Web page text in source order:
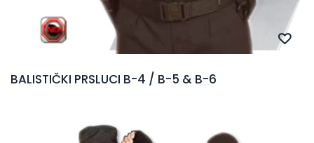
BALISTIČKI PRSLUCI B-4 / B-5 & B-6